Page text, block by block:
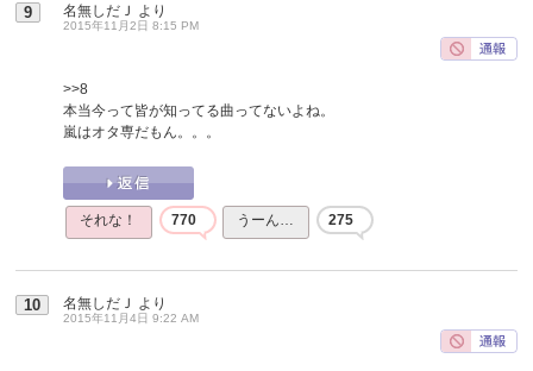
9 名無しだＪ より
2015年11月2日 8:15 PM
>>8
本当今って皆が知ってる曲ってないよね。
嵐はオタ専だもん。。。
それな！ 770 うーん… 275
10 名無しだＪ より
2015年11月4日 9:22 AM